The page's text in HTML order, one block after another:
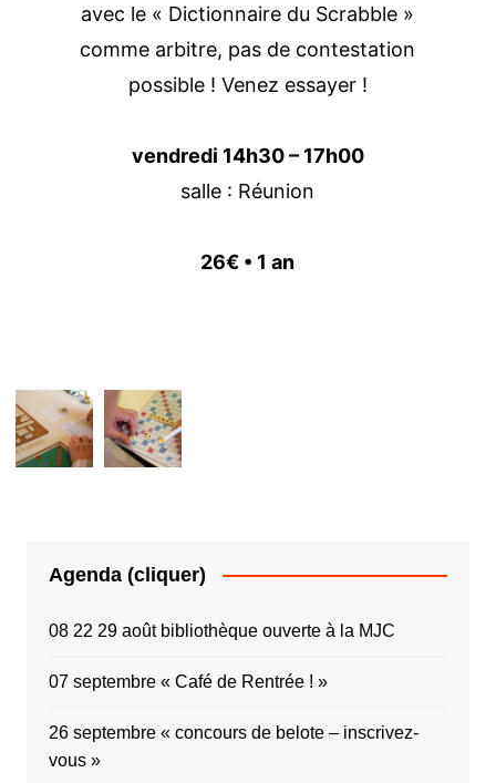
avec le « Dictionnaire du Scrabble »
comme arbitre, pas de contestation
possible ! Venez essayer !
vendredi 14h30 – 17h00
salle : Réunion
26€ • 1 an
Agenda (cliquer)
08 22 29 août bibliothèque ouverte à la MJC
07 septembre « Café de Rentrée ! »
26 septembre « concours de belote – inscrivez-
vous »